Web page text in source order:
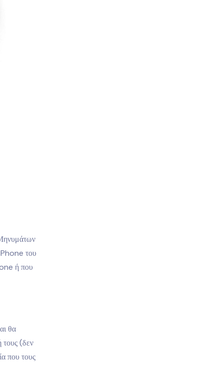
του
ή που
θα
τους (δεν
που τους